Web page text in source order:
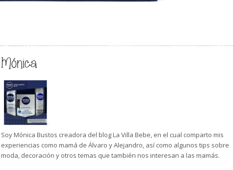
Mónica
Soy Mónica Bustos creadora del blog La Villa Bebe, en el cual comparto mis
experiencias como mamá de Álvaro y Alejandro, así como algunos tips sobre
moda, decoración y otros temas que también nos interesan a las mamás.